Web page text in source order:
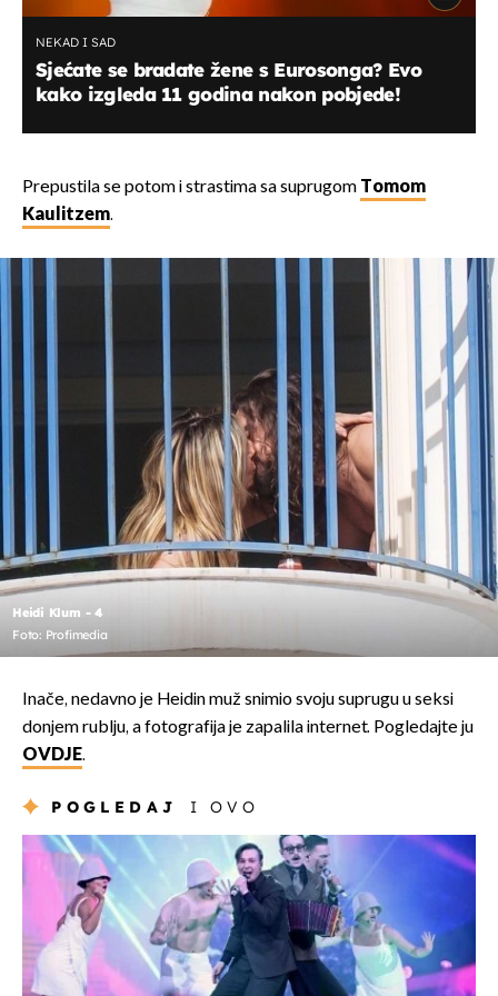
NEKAD I SAD
Sjećate se bradate žene s Eurosonga? Evo
kako izgleda 11 godina nakon pobjede!
Prepustila se potom i strastima sa suprugom Tomom
Kaulitzem.
Heidi Klum - 4
Foto: Profimedia
Inače, nedavno je Heidin muž snimio svoju suprugu u seksi
donjem rublju, a fotografija je zapalila internet. Pogledajte ju
OVDJE.
POGLEDAJ I OVO